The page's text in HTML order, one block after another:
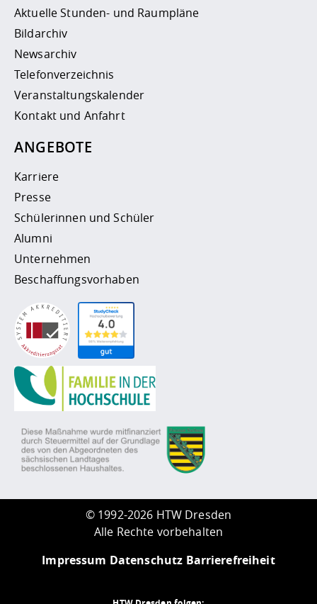
Aktuelle Stunden- und Raumpläne
Bildarchiv
Newsarchiv
Telefonverzeichnis
Veranstaltungskalender
Kontakt und Anfahrt
ANGEBOTE
Karriere
Presse
Schülerinnen und Schüler
Alumni
Unternehmen
Beschaffungsvorhaben
© 1992-2026 HTW Dresden
Alle Rechte vorbehalten
Impressum Datenschutz Barrierefreiheit